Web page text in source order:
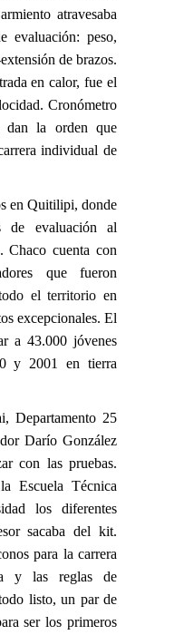
atravesaba
evaluación: peso,
de brazos.
en calor, fue el
Cronómetro
dan la orden que
individual de
en Quitilipi, donde
de evaluación al
Chaco cuenta con
que fueron
el territorio en
excepcionales. El
a 43.000 jóvenes
y 2001 en tierra
Departamento 25
Darío González
con las pruebas.
Escuela Técnica
los diferentes
sacaba del kit.
para la carrera
y las reglas de
listo, un par de
ser los primeros